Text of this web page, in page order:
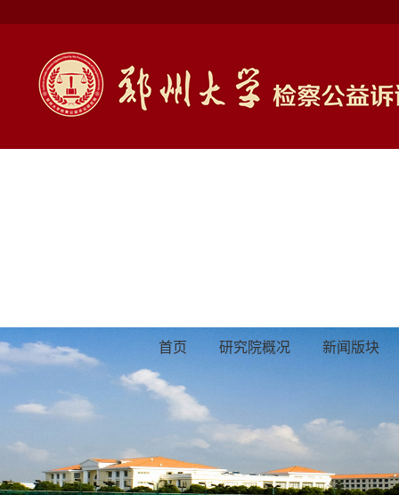
首页 研究院概况 新闻版块